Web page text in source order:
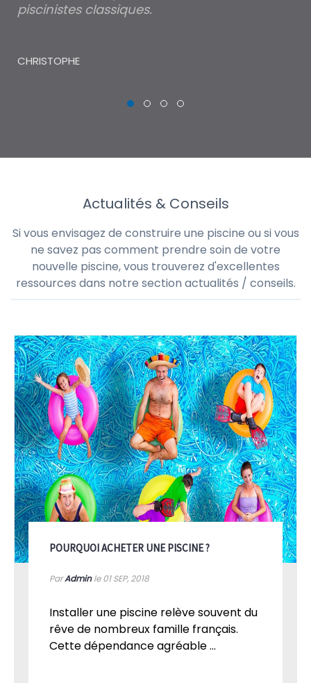
piscinistes classiques.
CHRISTOPHE
Actualités & Conseils
Si vous envisagez de construire une piscine ou si vous
ne savez pas comment prendre soin de votre
nouvelle piscine, vous trouverez d'excellentes
ressources dans notre section actualités / conseils.
POURQUOI ACHETER UNE PISCINE ?
ParAdminle 01SEP, 2018
Installer une piscine relève souvent du
rêve de nombreux famille français.
Cette dépendance agréable ...